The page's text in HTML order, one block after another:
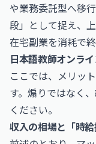
や業務委託型へ移
段」として捉え、
在宅副業を消耗で
日本語教師オンラ
ここでは、メリッ
す。煽りではなく
ください。
収入の相場と「時